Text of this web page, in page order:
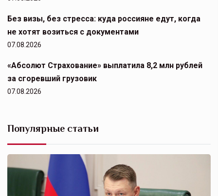
Без визы, без стресса: куда россияне едут, когда
не хотят возиться с документами
07.08.2026
«Абсолют Страхование» выплатила 8,2 млн рублей
за сгоревший грузовик
07.08.2026
Популярные статьи